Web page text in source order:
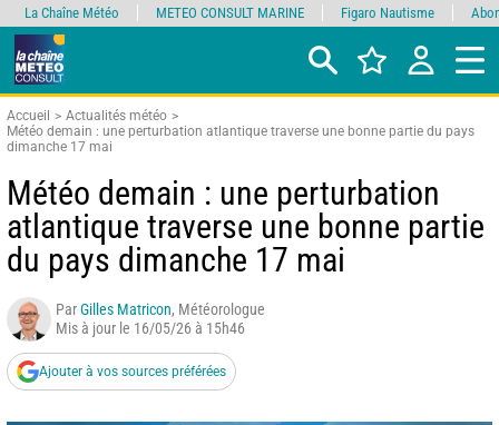
Accueil
Actualités météo
Météo demain : une perturbation atlantique traverse une bonne partie du pays
dimanche 17 mai
Météo demain : une perturbation
atlantique traverse une bonne partie
du pays dimanche 17 mai
ParGilles Matricon, Météorologue
Mis à jour le 16/05/26 à 15h46
Ajouter à vos sources préférées
La Chaîne Météo METEO CONSULT MARINE Figaro Nautisme